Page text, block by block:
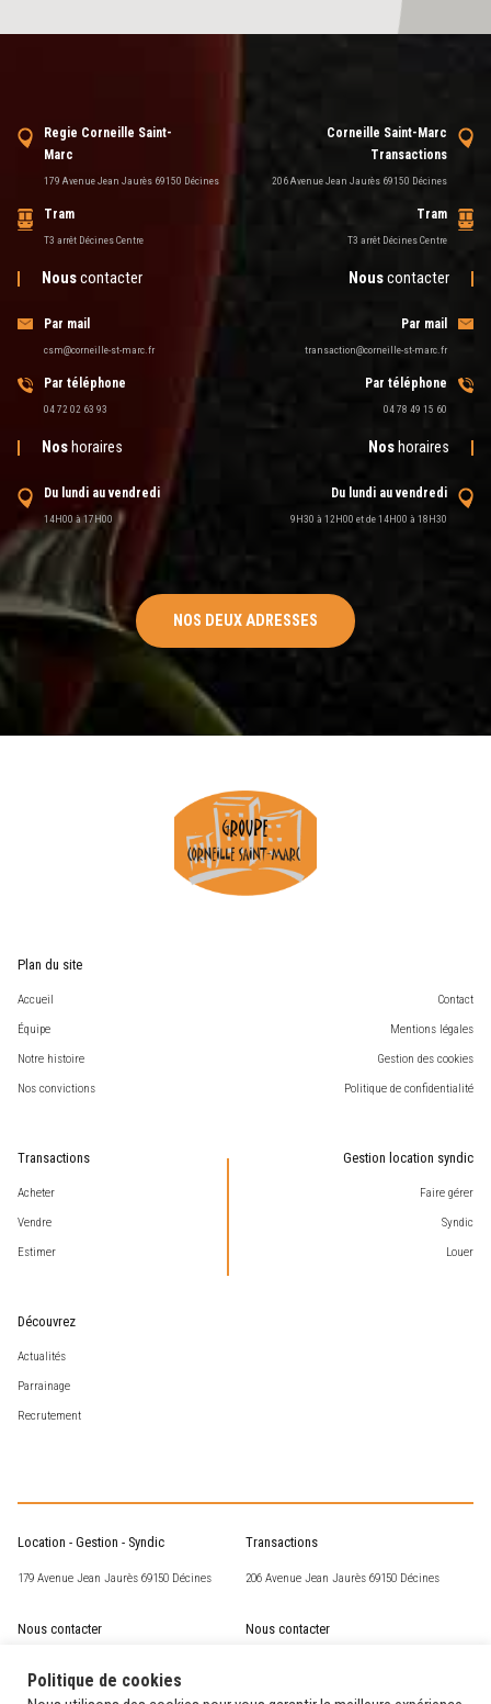
Regie Corneille Saint-
Marc
179 Avenue Jean Jaurès 69150 Décines
Tram
T3 arrêt Décines Centre
Nouscontacter
Par mail
csm@corneille-st-marc.fr
Par téléphone
04 72 02 63 93
Nos horaires
Du lundi au vendredi
14H00 à 17H00
NOS DEUX ADRESSES
Corneille Saint-Marc
Transactions
206 Avenue Jean Jaurès 69150 Décines
Tram
T3 arrêt Décines Centre
Nouscontacter
Par mail
transaction@corneille-st-marc.fr
Par téléphone
04 78 49 15 60
Noshoraires
Du lundi au vendredi
9H30 à 12H00 et de 14H00 à 18H30
Plan du site
Accueil Contact
Équipe Mentions légales
Notre histoire Gestion des cookies
Nos convictions Politique de confidentialité
Transactions
Acheter
Vendre
Estimer
Gestion location syndic
Faire gérer
Syndic
Louer
Découvrez
Actualités
Parrainage
Recrutement
Location - Gestion - Syndic
179 Avenue Jean Jaurès 69150 Décines
Transactions
206 Avenue Jean Jaurès 69150 Décines
Nous contacter
04 72 02 63 93
Nous contacter
04 78 49 15 60
Politique de cookies